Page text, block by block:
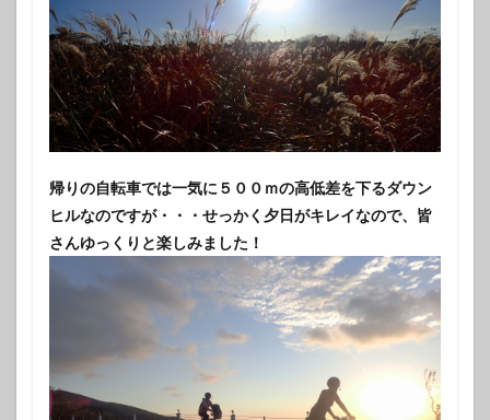
帰りの自転車では一気に５００ｍの高低差を下るダウン
ヒルなのですが・・・せっかく夕日がキレイなので、皆
さんゆっくりと楽しみました！